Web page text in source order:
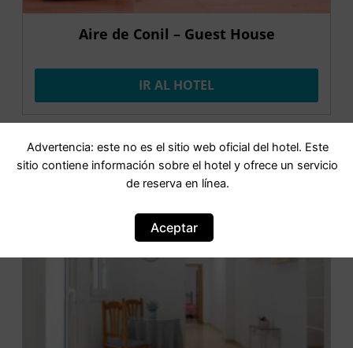
Aire de Conil – Guest House
IR AL HOTEL
OFERTA
Advertencia: este no es el sitio web oficial del hotel. Este
sitio contiene información sobre el hotel y ofrece un servicio
de reserva en línea.
Aceptar